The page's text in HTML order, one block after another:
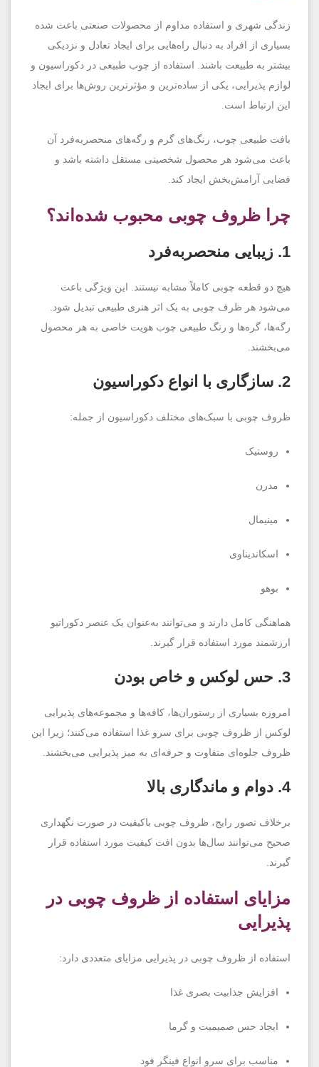
زندگی شهری و استفاده مداوم از محصولات صنعتی باعث شده
بسیاری از افراد به دنبال راه‌هایی برای ایجاد تعادل و نزدیکی
بیشتر به طبیعت باشند. استفاده از چوب طبیعی در دکوراسیون و
لوازم پذیرایی، یکی از ساده‌ترین و مؤثرترین روش‌ها برای ایجاد
این ارتباط است.
بافت طبیعی چوب، رنگ‌های گرم و رگه‌های منحصر‌به‌فرد آن
باعث می‌شود هر محصول شخصیتی مستقل داشته باشد و
فضایی آرامش‌بخش ایجاد کند.
چرا ظروف چوبی محبوب شده‌اند؟
1. زیبایی منحصربه‌فرد
هیچ دو قطعه چوبی کاملاً مشابه نیستند. این ویژگی باعث
می‌شود هر ظرف چوبی به یک اثر هنری طبیعی تبدیل شود.
رگه‌ها، گره‌ها و رنگ طبیعی چوب هویت خاصی به هر محصول
می‌بخشند.
2. سازگاری با انواع دکوراسیون
ظروف چوبی با سبک‌های مختلف دکوراسیون از جمله:
روستیک
مدرن
مینیمال
اسکاندیناوی
بوهو
هماهنگی کامل دارند و می‌توانند به‌عنوان یک عنصر دکوراتیو
ارزشمند مورد استفاده قرار گیرند.
3. حس لوکس و خاص بودن
امروزه بسیاری از رستوران‌ها، کافه‌ها و مجموعه‌های پذیرایی
لوکس از ظروف چوبی برای سرو غذا استفاده می‌کنند؛ زیرا این
ظروف جلوه‌ای متفاوت و حرفه‌ای به میز پذیرایی می‌بخشند.
4. دوام و ماندگاری بالا
برخلاف تصور رایج، ظروف چوبی باکیفیت در صورت نگهداری
صحیح می‌توانند سال‌ها بدون افت کیفیت مورد استفاده قرار
گیرند.
مزایای استفاده از ظروف چوبی در
پذیرایی
استفاده از ظروف چوبی در پذیرایی مزایای متعددی دارد:
افزایش جذابیت بصری غذا
ایجاد حس صمیمیت و گرما
مناسب برای سرو انواع فینگر فود